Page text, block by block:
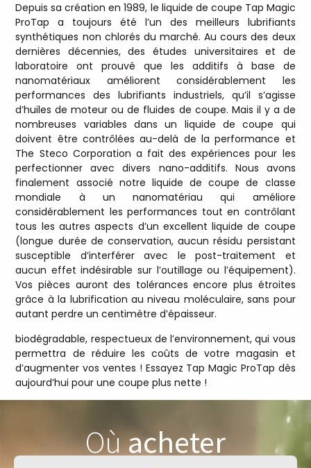
Depuis sa création en 1989, le liquide de coupe Tap Magic
ProTap a toujours été l’un des meilleurs lubrifiants
synthétiques non chlorés du marché. Au cours des deux
dernières décennies, des études universitaires et de
laboratoire ont prouvé que les additifs à base de
nanomatériaux améliorent considérablement les
performances des lubrifiants industriels, qu’il s’agisse
d’huiles de moteur ou de fluides de coupe. Mais il y a de
nombreuses variables dans un liquide de coupe qui
doivent être contrôlées au-delà de la performance et
The Steco Corporation a fait des expériences pour les
perfectionner avec divers nano-additifs. Nous avons
finalement associé notre liquide de coupe de classe
mondiale à un nanomatériau qui améliore
considérablement les performances tout en contrôlant
tous les autres aspects d’un excellent liquide de coupe
(longue durée de conservation, aucun résidu persistant
susceptible d’interférer avec le post-traitement et
aucun effet indésirable sur l’outillage ou l’équipement).
Vos pièces auront des tolérances encore plus étroites
grâce à la lubrification au niveau moléculaire, sans pour
autant perdre un centimètre d’épaisseur.
biodégradable, respectueux de l’environnement, qui vous
permettra de réduire les coûts de votre magasin et
d’augmenter vos ventes ! Essayez Tap Magic ProTap dès
aujourd’hui pour une coupe plus nette !
Oùacheter